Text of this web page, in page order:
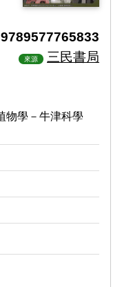
9789577765833
來源 三民書局
物學－牛津科學